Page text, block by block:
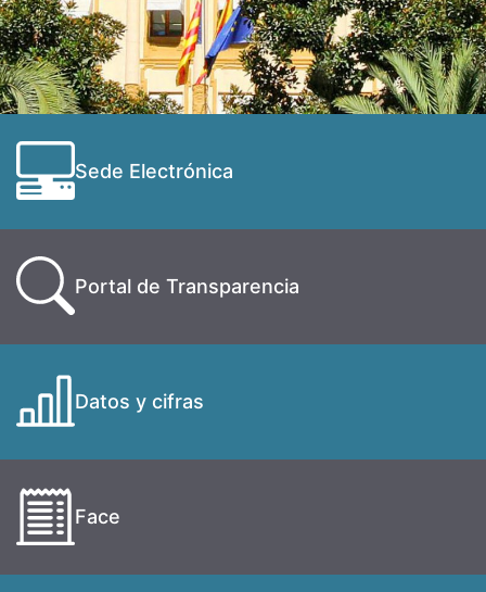
Sede Electrónica
Portal de Transparencia
Datos y cifras
Face